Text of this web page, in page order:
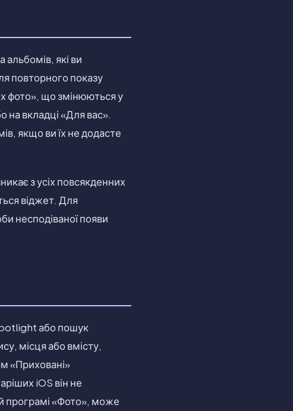
альбомів, які ви
повторного показу
фото», що змінюються у
на вкладці «Для вас».
якщо ви їх не додасте
з усіх повсякденних
віджет. Для
несподіваної появи
або пошук
місця або вмісту,
«Приховані»
iOS він не
програмі «Фото», може